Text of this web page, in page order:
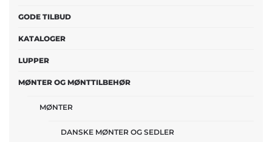
GODE TILBUD
KATALOGER
LUPPER
MØNTER OG MØNTTILBEHØR
MØNTER
DANSKE MØNTER OG SEDLER